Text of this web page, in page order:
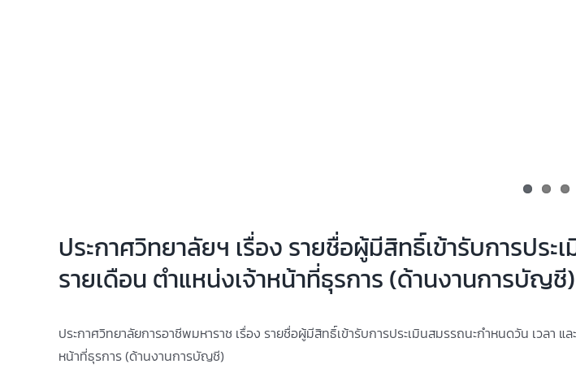
ประกาศวิทยาลัยฯ เรื่อง รายชื่อผู้มีสิทธิ์เข้ารับการประ
รายเดือน ตำแหน่งเจ้าหน้าที่ธุรการ (ด้านงานการบัญชี)
ประกาศวิทยาลัยการอาชีพมหาราช เรื่อง รายชื่อผู้มีสิทธิ์เข้ารับการประเมินสมรรถนะกำหนดวัน เวลา แ
หน้าที่ธุรการ (ด้านงานการบัญชี)